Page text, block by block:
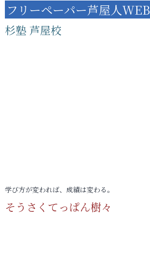
フリーペーパー芦屋人WEB
杉塾 芦屋校
学び方が変われば、成績は変わる。
そうさくてっぱん樹々